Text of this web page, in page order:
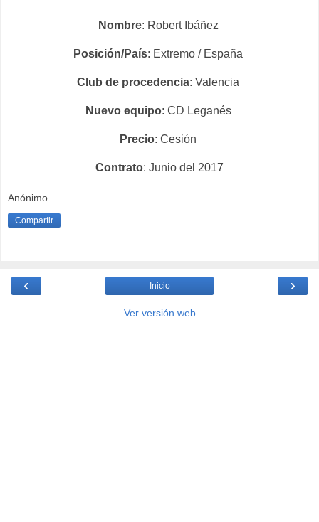
Nombre: Robert Ibáñez
Posición/País: Extremo / España
Club de procedencia: Valencia
Nuevo equipo: CD Leganés
Precio: Cesión
Contrato: Junio del 2017
Anónimo
Compartir
‹ ›
Inicio
Ver versión web